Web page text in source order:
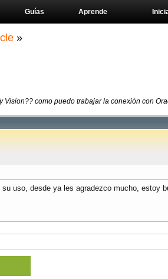
Aprende
Guías
»
como puedo trabajar la conexión con
uso, desde ya les agradezco mucho, estoy